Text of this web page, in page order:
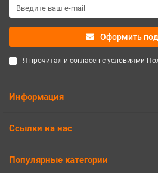
Оформить
Я прочитал и согласен с условиями
Информация
Ссылки на нас
Популярные категории